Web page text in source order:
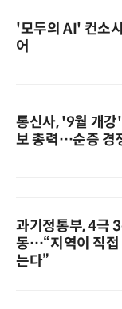
'모두의 AI' 컨소
어
통신사, '9월 개강
보 총력…순증 경
과기정통부, 4극
동…“지역이 직접
는다”